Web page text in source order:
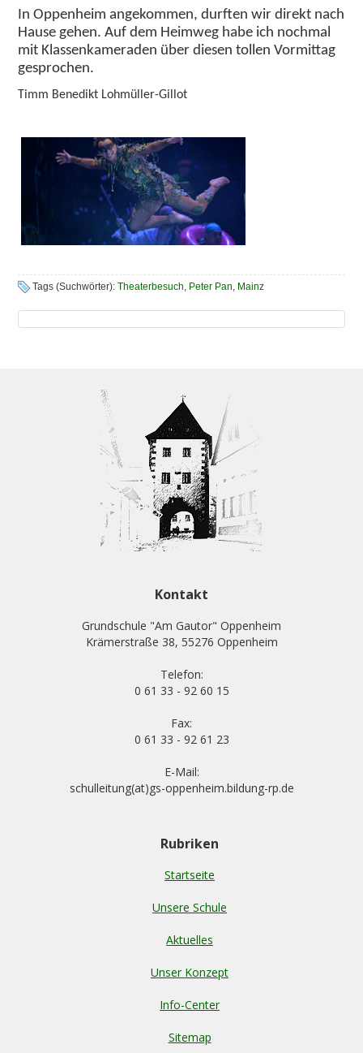
In Oppenheim angekommen, durften wir direkt nach
Hause gehen. Auf dem Heimweg habe ich nochmal
mit Klassenkameraden über diesen tollen Vormittag
gesprochen.
Timm Benedikt Lohmüller-Gillot
Tags (Suchwörter):Theaterbesuch Peter Pan Mainz
Kontakt
Grundschule "Am Gautor" Oppenheim
Krämerstraße 38, 55276 Oppenheim
Telefon:
0 61 33 - 92 60 15
Fax:
0 61 33 - 92 61 23
E-Mail:
schulleitung(at)gs-oppenheim.bildung-rp.de
Rubriken
Startseite
Unsere Schule
Aktuelles
Unser Konzept
Info-Center
Sitemap